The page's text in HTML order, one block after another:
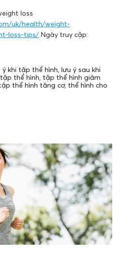
loss
uk/health/weight-
loss-tips/ Ngày truy cập:
ý khi tập thể hình lưu ý sau khi
thể hình tập thể hình giảm
thể hình tăng cơ, thể hình cho